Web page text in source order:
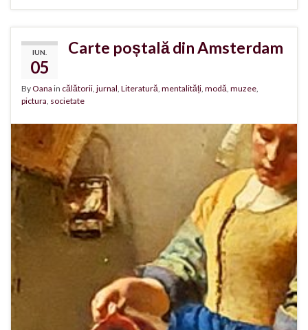
IUN.
05
Carte poștală din Amsterdam
ByOana in călătorii, jurnal, Literatură, mentalități, modă, muzee,
pictura, societate